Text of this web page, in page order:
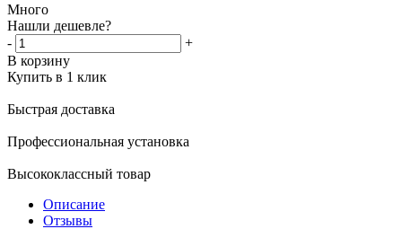
Много
Нашли дешевле?
-
+
В корзину
Купить в 1 клик
Быстрая доставка
Профессиональная установка
Высококлассный товар
Описание
Отзывы